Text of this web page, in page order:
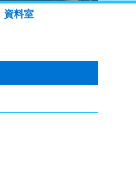
資料室